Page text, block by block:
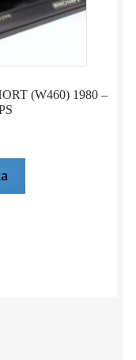
(W460) 1980 –